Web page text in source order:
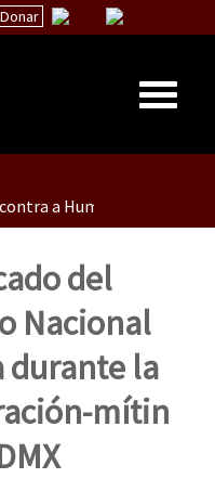
Donar
la Humanidad”
a Humanidade”(As
(As populações
del
Nacional
durante la
mítin